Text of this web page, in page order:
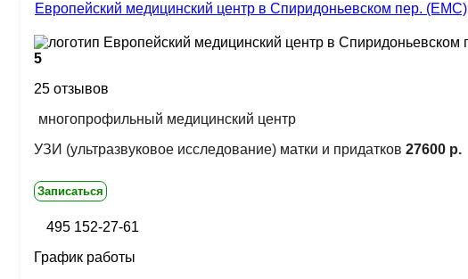
Европейский медицинский центр в Спиридоньевском пер. (ЕМС)
5
25 отзывов
многопрофильный медицинский центр
УЗИ (ультразвуковое исследование) матки и придатков 27600 р.
Записаться
495 152-27-61
График работы